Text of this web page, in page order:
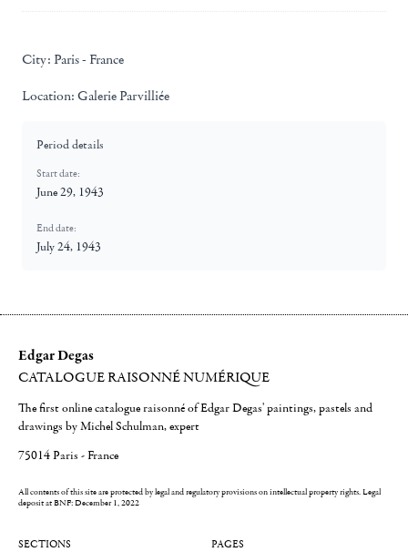
City: Paris - France
Location: Galerie Parvilliée
Period details
Start date:
June 29, 1943
End date:
July 24, 1943
Edgar Degas
CATALOGUE RAISONNÉ NUMÉRIQUE
The first online catalogue raisonné of Edgar Degas' paintings, pastels and
drawings by Michel Schulman, expert
75014 Paris - France
All contents of this site are protected by legal and regulatory provisions on intellectual property rights.Legal
deposit at BNF: December 1, 2022
SECTIONS PAGES